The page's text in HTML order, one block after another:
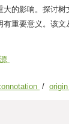
的影响。探讨树
重要意义。该文
/ origin